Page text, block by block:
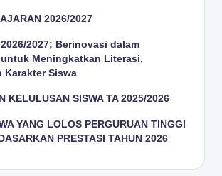
2026/2027
2027; Berinovasi dalam
untuk Meningkatkan Literasi,
Karakter Siswa
KELULUSAN SISWA TA 2025/2026
YANG LOLOS PERGURUAN TINGGI
PRESTASI TAHUN 2026